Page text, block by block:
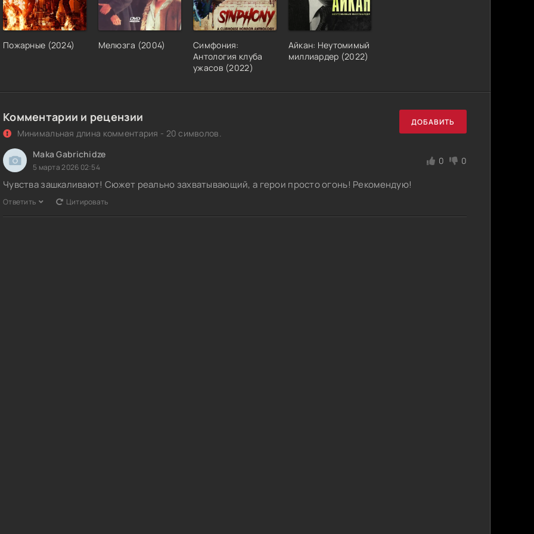
Пожарные (2024) Мелюзга (2004)
Симфония:
Антология клуба
ужасов (2022)
Айкан: Неутомимый
миллиардер (2022)
Комментарии и рецензии
Минимальная длина комментария - 20 символов.
ДОБАВИТЬ
Maka Gabrichidze
5 марта 2026 02:54
0 0
Чувства зашкаливают! Сюжет реально захватывающий, а герои просто огонь! Рекомендую!
Ответить Цитировать